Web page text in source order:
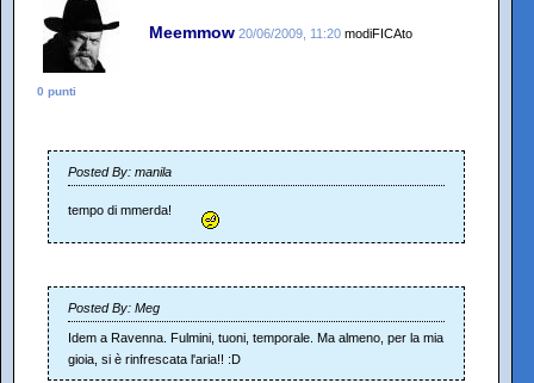
Meemmow 20/06/2009, 11:20 modiFICAto
0 punti
Posted By: manila
tempo di mmerda!
Posted By: Meg
Idem a Ravenna. Fulmini, tuoni, temporale. Ma almeno, per la mia
gioia, si è rinfrescata l'aria!! :D